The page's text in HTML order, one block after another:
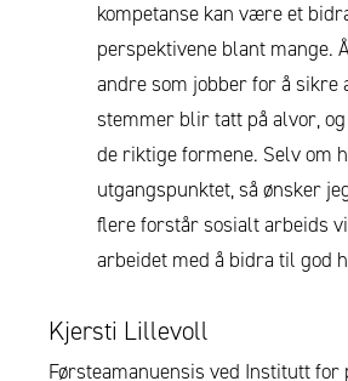
kompetanse kan være et
perspektivene blant mange.
andre som jobber for å sikre
stemmer blir tatt på alvor,
de riktige formene. Selv om
utgangspunktet, så ønsker
flere forstår sosialt arbeids
arbeidet med å bidra til god
Kjersti Lillevoll
Førsteamanuensis ved Institutt for